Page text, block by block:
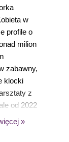
w
profile o
milion
zabawny,
klocki
z
od 2022
»